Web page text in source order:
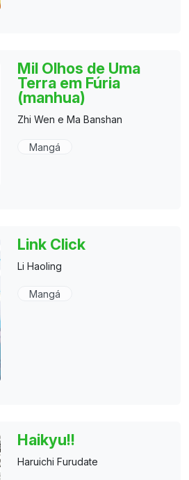
Mil Olhos de Uma
Terra em Fúria
(manhua)
Zhi Wen e Ma Banshan
Mangá
Link Click
Li Haoling
Mangá
Haikyu!!
Haruichi Furudate